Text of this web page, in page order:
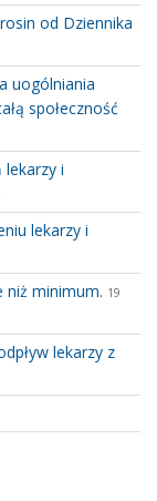
od Dziennika
uogólniania
społeczność
i
lekarzy i
niż minimum. 19
lekarzy z